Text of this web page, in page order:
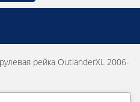
рулевая рейка OutlanderXL 2006-